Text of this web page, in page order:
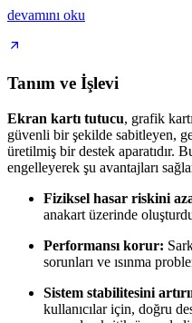
devamını oku
Tanım ve İşlevi
Ekran kartı tutucu, grafik
güvenli bir şekilde sabitleyen,
üretilmiş bir destek aparatıdır.
engelleyerek şu avantajları
Fiziksel hasar riskini
anakart üzerinde
Performansı korur:
sorunları ve ısınma
Sistem stabilitesini
kullanıcılar için, doğru